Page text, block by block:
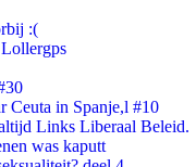
:(
Ceuta in Spanje,l #10
Links Liberaal Beleid.
was kaputt